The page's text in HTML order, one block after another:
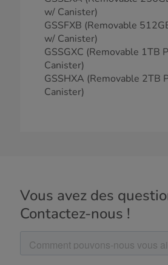
w/ Canister)
GSSFXB (Removable
w/ Canister)
GSSGXC (Removable 1TB
Canister)
GSSHXA (Removable 2TB
Canister)
Vous avez des
Contactez-nous !